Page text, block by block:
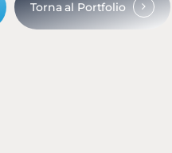
Torna al Portfolio